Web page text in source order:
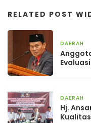
RELATED POST
DAERAH
DAERAH
Hj.